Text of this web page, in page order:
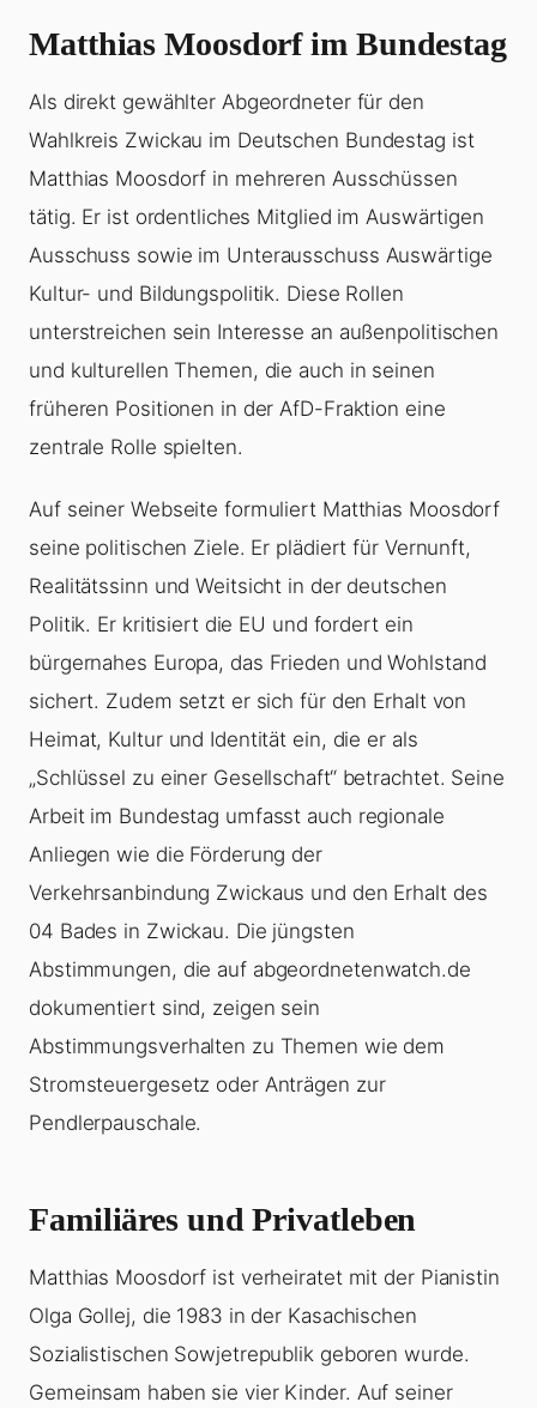
Matthias Moosdorf im Bundestag
Als direkt gewählter Abgeordneter für den
Wahlkreis Zwickau im Deutschen Bundestag ist
Matthias Moosdorf in mehreren Ausschüssen
tätig. Er ist ordentliches Mitglied im Auswärtigen
Ausschuss sowie im Unterausschuss Auswärtige
Kultur- und Bildungspolitik. Diese Rollen
unterstreichen sein Interesse an außenpolitischen
und kulturellen Themen, die auch in seinen
früheren Positionen in der AfD-Fraktion eine
zentrale Rolle spielten.
Auf seiner Webseite formuliert Matthias Moosdorf
seine politischen Ziele. Er plädiert für Vernunft,
Realitätssinn und Weitsicht in der deutschen
Politik. Er kritisiert die EU und fordert ein
bürgernahes Europa, das Frieden und Wohlstand
sichert. Zudem setzt er sich für den Erhalt von
Heimat, Kultur und Identität ein, die er als
„Schlüssel zu einer Gesellschaft“ betrachtet. Seine
Arbeit im Bundestag umfasst auch regionale
Anliegen wie die Förderung der
Verkehrsanbindung Zwickaus und den Erhalt des
04 Bades in Zwickau. Die jüngsten
Abstimmungen, die auf abgeordnetenwatch.de
dokumentiert sind, zeigen sein
Abstimmungsverhalten zu Themen wie dem
Stromsteuergesetz oder Anträgen zur
Pendlerpauschale.
Familiäres und Privatleben
Matthias Moosdorf ist verheiratet mit der Pianistin
Olga Gollej, die 1983 in der Kasachischen
Sozialistischen Sowjetrepublik geboren wurde.
Gemeinsam haben sie vier Kinder. Auf seiner